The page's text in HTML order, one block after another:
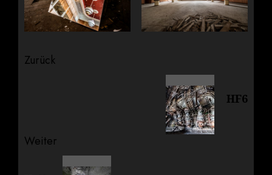
Beitragsnavigation
Zurück
HF6
Weiter
Nächster